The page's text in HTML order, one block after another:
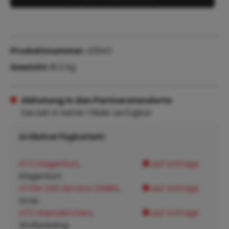
Abholung in den Partnerstandorte
Derzeit in keiner Filiale verfügbar
Artikelverfügbarkeit:
ATZ Klagenfurt
Klagenfurt:
auf Anfrage
ATSW 24h Service GMBH auf Anfrage
ATZ Steinakirchen
Wolfpassing:
auf Anfrage
Produktnummer:
Gewicht:
81.2 kg